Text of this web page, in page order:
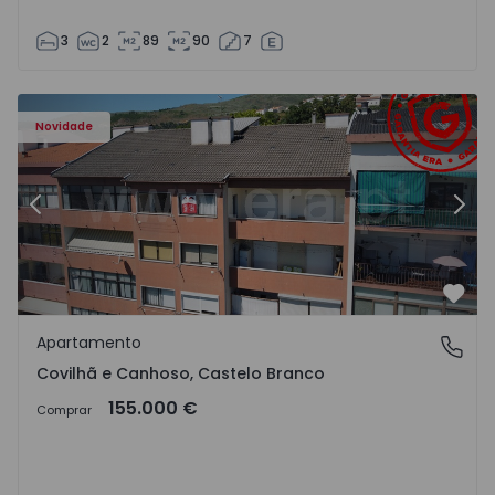
3 2 89 90 7
Novidade
- 18
Apartamento T2 Covilhã, Covilhã e Canhoso - 1497806 -
Anterior
Covilhã e Canhoso, Castelo Branco
Apartamento
Covilhã e Canhoso, Castelo Branco
Comprar 155.000 €